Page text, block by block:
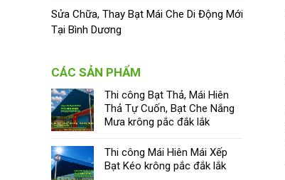
Sửa Chữa, Thay Bạt Mái Che Di Động Mới
Tại Bình Dương
CÁC SẢN PHẨM
Thi công Bạt Thả, Mái Hiên
Thả Tự Cuốn, Bạt Che Nắng
Mưa krông pắc đắk lắk
Thi công Mái Hiên Mái Xếp
Bạt Kéo krông pắc đắk lắk